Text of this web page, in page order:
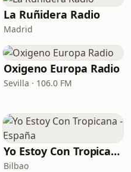
La Ruñidera Radio
Madrid
Oxigeno Europa Radio
Sevilla · 106.0 FM
Yo Estoy Con Tropicana - España
Bilbao